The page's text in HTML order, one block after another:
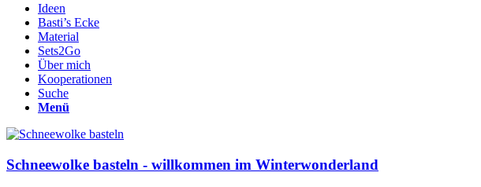
Ideen
Basti’s Ecke
Material
Sets2Go
Über mich
Kooperationen
Suche
Menü
Schneewolke basteln - willkommen im Winterwonderland